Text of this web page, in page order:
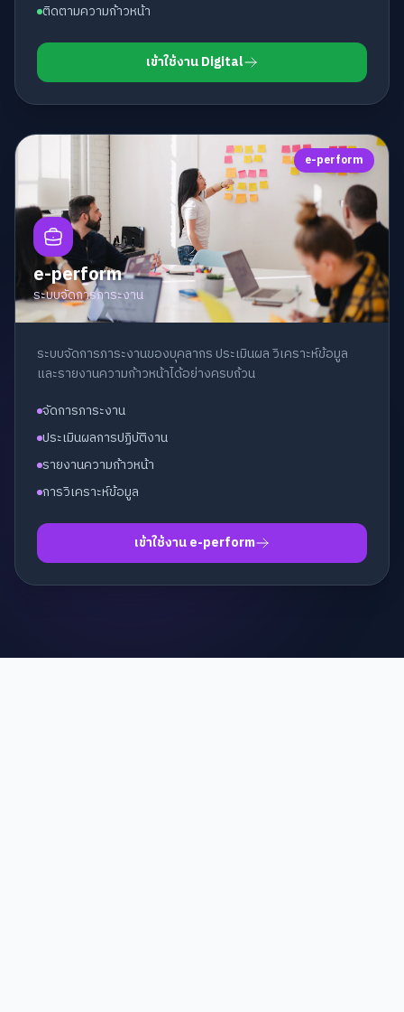
ติดตามความก้าวหน้า
เข้าใช้งาน Digital
e-perform
e-perform
ระบบจัดการภาระงาน
ระบบจัดการภาระงานของบุคลากร ประเมินผล วิเคราะห์ข้อมูล
และรายงานความก้าวหน้าได้อย่างครบถ้วน
จัดการภาระงาน
ประเมินผลการปฏิบัติงาน
รายงานความก้าวหน้า
การวิเคราะห์ข้อมูล
เข้าใช้งาน e-perform